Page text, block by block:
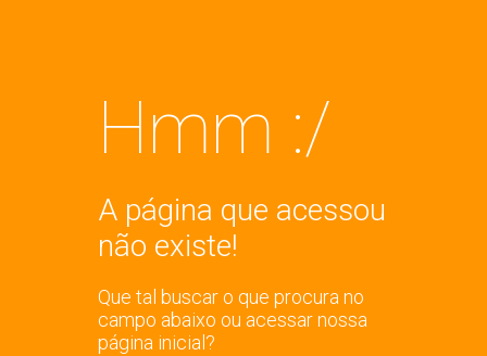
Hmm :/
A página que acessou
não existe!
Que tal buscar o que procura no
campo abaixo ou acessar nossa
página inicial?